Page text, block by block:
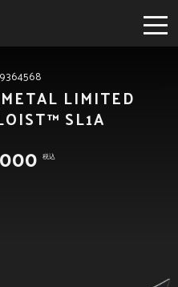
LIMITED
SL1A
税込